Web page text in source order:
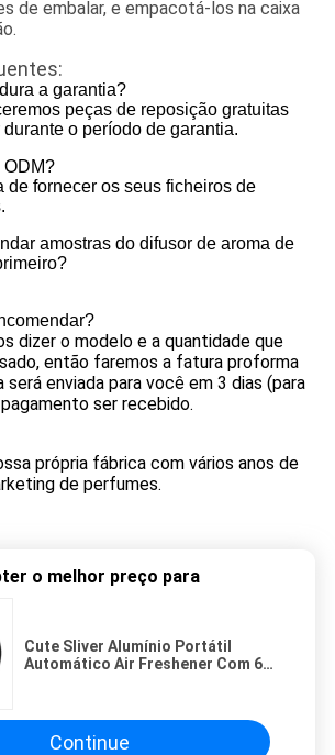
de embalar, e empacotá-los na caixa
a garantia?
peças de reposição gratuitas
o período de garantia.
ODM?
de fornecer os seus ficheiros de
amostras do difusor de aroma de
dizer o modelo e a quantidade que
então faremos a fatura proforma
será enviada para você em 3 dias (para
ser recebido.
própria fábrica com vários anos de
de perfumes.
o melhor preço para
Cute Sliver Alumínio Portátil
Automático Air Freshener Com 60
Continue